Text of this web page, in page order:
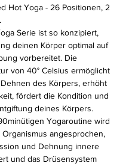
Hot Yoga - 26 Positionen, 2
Serie ist so konzipiert,
deinen Körper optimal auf
vorbereitet. Die
von 40° Celsius ermöglicht
des Körpers, erhöht
fördert die Kondition und
deines Körpers.
Yogaroutine wird
angesprochen,
und Dehnung innere
und das Drüsensystem